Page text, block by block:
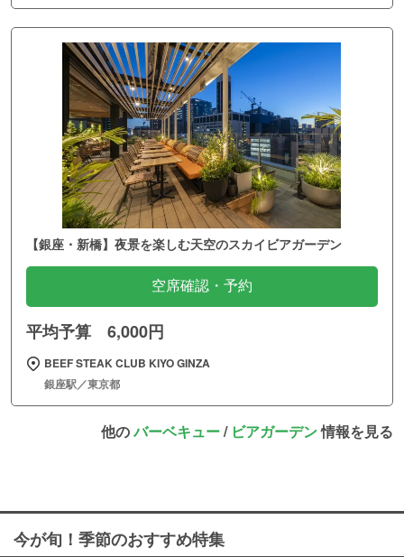
【銀座・新橋】夜景を楽しむ天空のスカイビアガーデン
空席確認・予約
平均予算 6,000円
BEEF STEAK CLUB KIYO GINZA
銀座駅／東京都
他のバーベキュー/ ビアガーデン情報を見る
今が旬！季節のおすすめ特集